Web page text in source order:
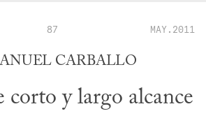
87 MAY.2011
CARBALLO
corto y largo alcance